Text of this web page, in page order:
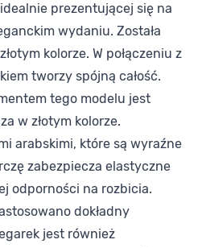
prezentującej się na
wydaniu. Została
kolorze. W połączeniu z
tworzy spójną całość.
tego modelu jest
w złotym kolorze.
arabskimi, które są wyraźne
zabezpiecza elastyczne
odporności na rozbicia.
dokładny
jest również